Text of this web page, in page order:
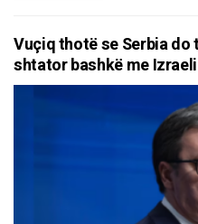
Vuçiq thotë se Serbia do
shtator bashkë me